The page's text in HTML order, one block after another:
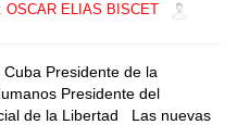
OSCAR ELIAS BISCET
Presidente de la
Presidente del
de la Libertad Las nuevas